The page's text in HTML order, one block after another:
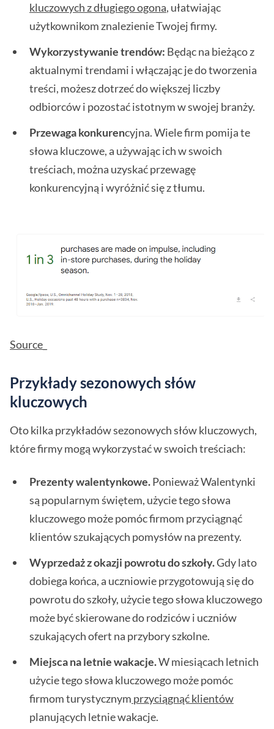
kluczowych z długiego ogona, ułatwiając
użytkownikom znalezienie Twojej firmy.
Wykorzystywanie trendów: Będąc na bieżąco z
aktualnymi trendami i włączając je do tworzenia
treści, możesz dotrzeć do większej liczby
odbiorców i pozostać istotnym w swojej branży.
Przewaga konkurencyjna. Wiele firm pomija te
słowa kluczowe, a używając ich w swoich
treściach, można uzyskać przewagę
konkurencyjną i wyróżnić się z tłumu.
Source_
Przykłady sezonowych słów
kluczowych
Oto kilka przykładów sezonowych słów kluczowych,
które firmy mogą wykorzystać w swoich treściach:
Prezenty walentynkowe.Ponieważ Walentynki
są popularnym świętem, użycie tego słowa
kluczowego może pomóc firmom przyciągnąć
klientów szukających pomysłów na prezenty.
Wyprzedaż z okazji powrotu do szkoły.Gdy lato
dobiega końca, a uczniowie przygotowują się do
powrotu do szkoły, użycie tego słowa kluczowego
może być skierowane do rodziców i uczniów
szukających ofert na przybory szkolne.
Miejsca na letnie wakacje.W miesiącach letnich
użycie tego słowa kluczowego może pomóc
firmom turystycznym przyciągnąć klientów
planujących letnie wakacje.